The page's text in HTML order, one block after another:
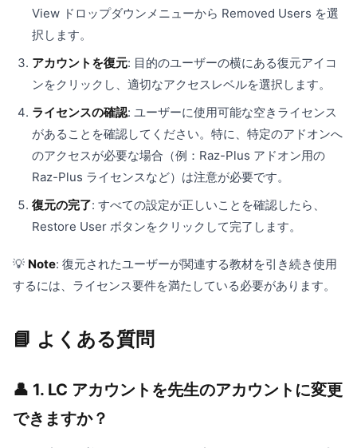
View ドロップダウンメニューから Removed Users を選
択します。
アカウントを復元: 目的のユーザーの横にある復元アイコ
ンをクリックし、適切なアクセスレベルを選択します。
ライセンスの確認: ユーザーに使用可能な空きライセンス
があることを確認してください。特に、特定のアドオンへ
のアクセスが必要な場合（例：Raz-Plus アドオン用の
Raz-Plus ライセンスなど）は注意が必要です。
復元の完了: すべての設定が正しいことを確認したら、
Restore User ボタンをクリックして完了します。
💡 Note: 復元されたユーザーが関連する教材を引き続き使用
するには、ライセンス要件を満たしている必要があります。
📘 よくある質問
👤 1. LC アカウントを先生のアカウントに変更
できますか？